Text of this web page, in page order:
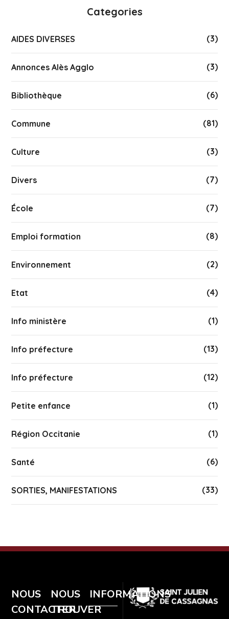
Categories
AIDES DIVERSES (3)
Annonces Alès Agglo (3)
Bibliothèque (6)
Commune (81)
Culture (3)
Divers (7)
École (7)
Emploi formation (8)
Environnement (2)
Etat (4)
Info ministère (1)
Info préfecture (13)
Info préfecture (12)
Petite enfance (1)
Région Occitanie (1)
Santé (6)
SORTIES, MANIFESTATIONS (33)
NOUS
CONTACTER
NOUS
TROUVER
INFORMATIONS